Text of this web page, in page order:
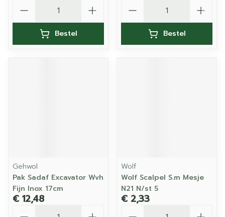
Bestel Bestel
Gehwol
Pak Sadaf Excavator Wvh
Fijn Inox 17cm
€ 12,48
Wolf
Wolf Scalpel S.m Mesje
N21 N/st 5
€ 2,33